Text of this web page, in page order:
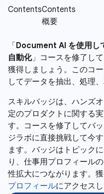
「 Document AI を使用し
自動化」コースを修了し
獲得しましょう。このコ
してデータを抽出、処理
スキルバッジは、ハンズ
定のプロダクトに関する
す。コースを修了してバ
ジラボに直接挑戦して今
ます。バッジはトピック
り、仕事用プロフィール
性拡大につながります。
プロフィールにアクセスし